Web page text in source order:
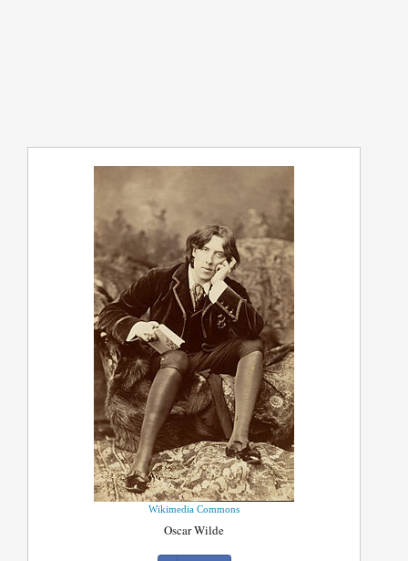
Wikimedia Commons
Oscar Wilde